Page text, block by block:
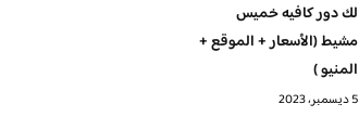
لك دور كافيه خميس
مشيط (الأسعار + الموقع +
المنيو )
5 ديسمبر، 2023